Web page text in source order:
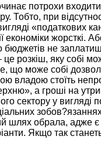
потрохи
Тобто, при
«податкових
жорсткі.
не
розкіш, яку собі
що може собі
стоїть
а гроші на
сектору у вигляді
обрала, адже є
Якщо так